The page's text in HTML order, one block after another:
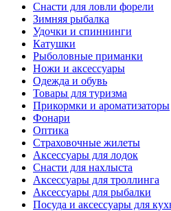
Снасти для ловли форели
Зимняя рыбалка
Удочки и спиннинги
Катушки
Рыболовные приманки
Ножи и аксессуары
Одежда и обувь
Товары для туризма
Прикормки и ароматизаторы
Фонари
Оптика
Страховочные жилеты
Аксессуары для лодок
Снасти для нахлыста
Аксессуары для троллинга
Аксессуары для рыбалки
Посуда и аксессуары для